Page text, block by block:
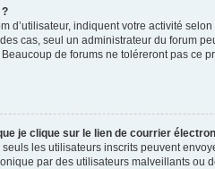
d’utilisateur, indiquent votre activité
cas, seul un administrateur du forum
de forums ne toléreront pas
je clique sur le lien de courrier
les utilisateurs inscrits peuvent
par des utilisateurs malveillants ou